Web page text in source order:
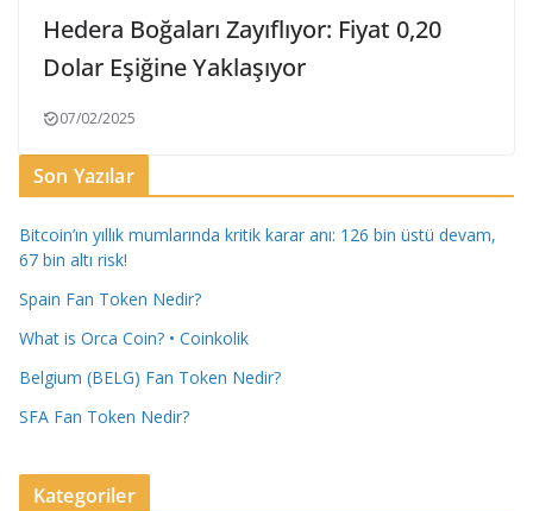
Hedera Boğaları Zayıflıyor: Fiyat 0,20
Dolar Eşiğine Yaklaşıyor
07/02/2025
Son Yazılar
Bitcoin’ın yıllık mumlarında kritik karar anı: 126 bin üstü devam,
67 bin altı risk!
Spain Fan Token Nedir?
What is Orca Coin? • Coinkolik
Belgium (BELG) Fan Token Nedir?
SFA Fan Token Nedir?
Kategoriler